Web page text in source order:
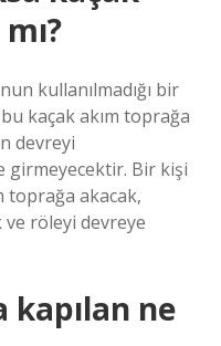
kullanılmadığı bir
kaçak akım toprağa
devreyi
girmeyecektir. Bir kişi
toprağa akacak,
röleyi devreye
kapılan ne